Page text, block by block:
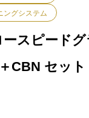
ングシステム
スピード
CBN セット